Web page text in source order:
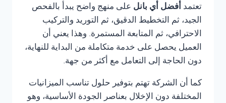
تعتمد أفضل أي بانل على منهج واضح يبدأ بالفحص
الجيد، ثم التخطيط الدقيق، ثم التوريد والتركيب
الاحترافي، ثم المتابعة المستمرة. وهذا يعني أن
العميل يحصل على خدمة متكاملة من البداية للنهاية،
دون الحاجة إلى التعامل مع أكثر من جهة.
كما أن الشركة تهتم بتوفير حلول تناسب الميزانيات
المختلفة دون الإخلال بعناصر الجودة الأساسية، وهو